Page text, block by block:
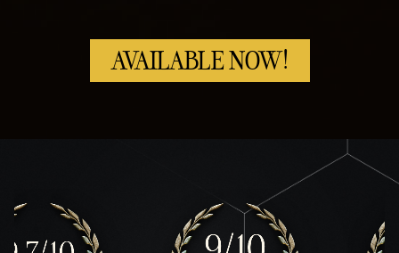
AVAILABLE NOW!